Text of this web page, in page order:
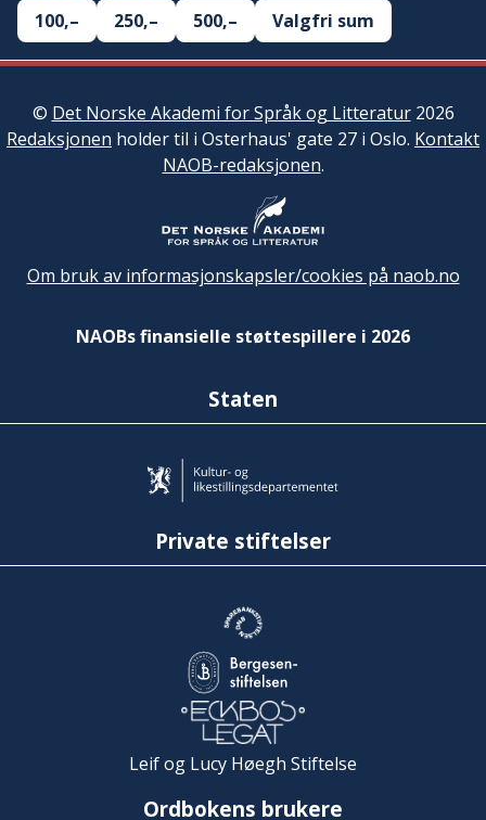
100,–
250,– 500,– Valgfri sum
© Det Norske Akademi for Språk og Litteratur2026
Redaksjonen holder til i Osterhaus' gate 27 i Oslo. Kontakt
NAOB-redaksjonen.
Om bruk av informasjonskapsler/cookies på naob.no
NAOBs finansielle støttespillere i 2026
Staten
Private stiftelser
Leif og Lucy Høegh Stiftelse
Ordbokens brukere